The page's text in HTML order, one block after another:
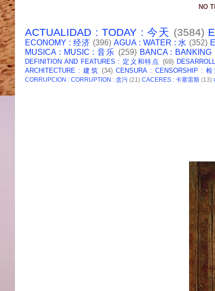
NO
ACTUALIDAD : TODAY : 今天 (3584)
ECONOMY : 经济 (396) AGUA : WATER : 水 (352)
MUSICA : MUSIC : 音乐 (259) BANCA : BANKING
DEFINITION AND FEATURES : 定义和特点 (69)
ARCHITECTURE : 建筑 (34) CENSURA : CENSORSHIP : 检
CORRUPCION : CORRUPTION : 贪污 (21) CACERES : 卡塞雷斯 (13)